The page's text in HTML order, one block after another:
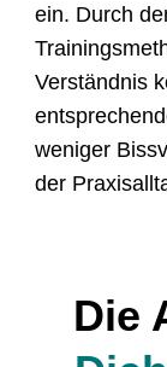
ein. Durch
Verständnis
weniger
der
Die